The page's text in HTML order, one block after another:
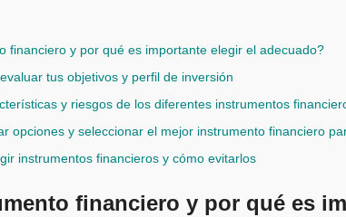
financiero y por qué es importante elegir el adecuado?
tus objetivos y perfil de inversión
y riesgos de los diferentes instrumentos
opciones y seleccionar el mejor instrumento financiero
instrumentos financieros y cómo evitarlos
financiero y por qué es